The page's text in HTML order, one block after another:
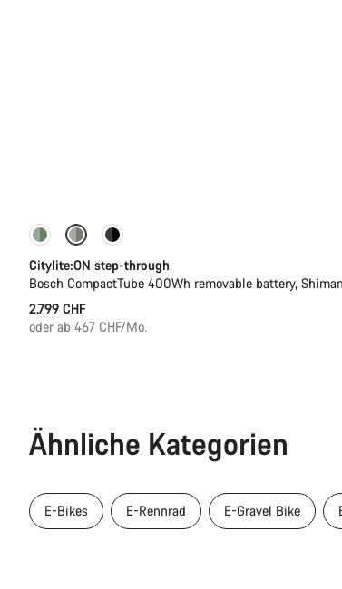
Performance Line
Citylite:ON step-through
Bosch CompactTube 400Wh removable battery,
2.799 CHF
oder ab 467 CHF/Mo.
Ähnliche Kategorien
E-Bikes E-Rennrad E-Gravel Bike